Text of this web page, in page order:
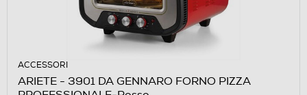
ACCESSORI
ARIETE - 3901 DA GENNARO FORNO PIZZA